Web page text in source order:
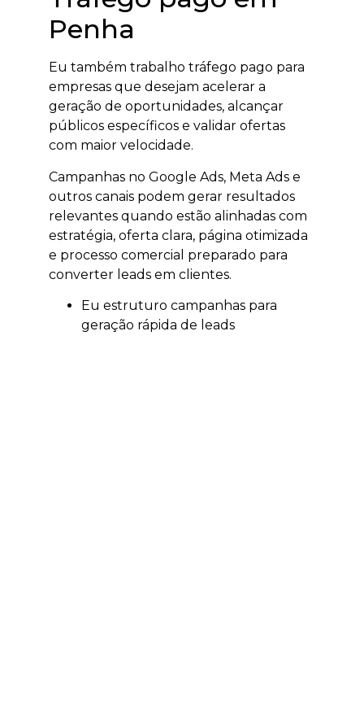
Penha
Eu também trabalho tráfego pago para
empresas que desejam acelerar a
geração de oportunidades, alcançar
públicos específicos e validar ofertas
com maior velocidade.
Campanhas no Google Ads, Meta Ads e
outros canais podem gerar resultados
relevantes quando estão alinhadas com
estratégia, oferta clara, página otimizada
e processo comercial preparado para
converter leads em clientes.
Eu estruturo campanhas para
geração rápida de leads